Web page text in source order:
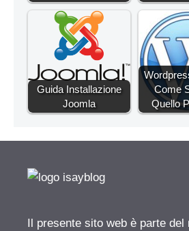
Guida Installazione
Joomla
Come
Quello
Il presente sito web è parte del